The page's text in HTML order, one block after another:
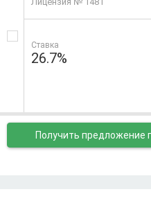
Ставка
26.7%
Получить предложение